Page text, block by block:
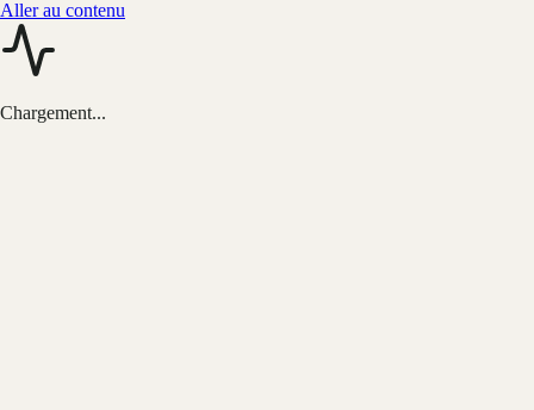
Aller au contenu
Chargement...